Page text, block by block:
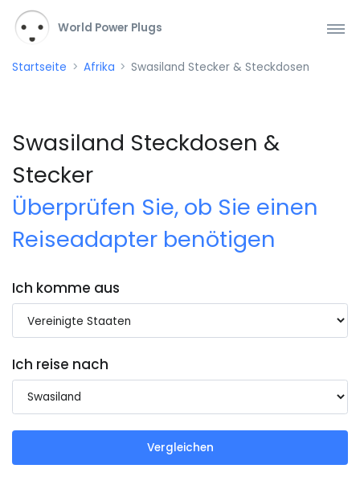
World Power Plugs
Startseite Afrika Swasiland Stecker & Steckdosen
Swasiland Steckdosen &
Stecker
Überprüfen Sie, ob Sie einen
Reiseadapter benötigen
Ich komme aus
Ich reise nach
Vergleichen